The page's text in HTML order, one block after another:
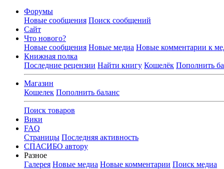
Форумы
Новые сообщения Поиск сообщений
Сайт
Что нового?
Новые сообщения Новые медиа Новые комментарии к
Книжная полка
Последние рецензии Найти книгу Кошелёк Пополнить
Магазин
Кошелек Пополнить баланс
Поиск товаров
Вики
FAQ
Страницы Последняя активность
СПАСИБО автору
Разное
Галерея Новые медиа Новые комментарии Поиск медиа